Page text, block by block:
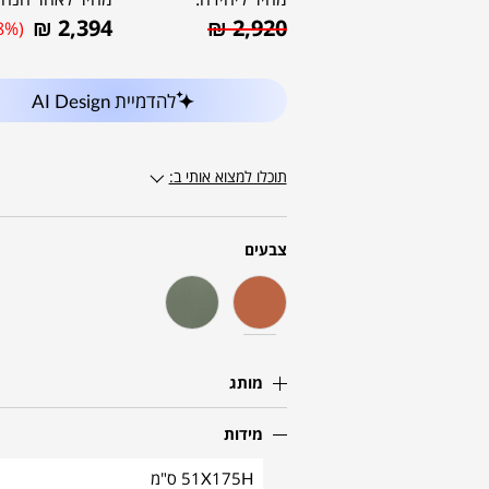
₪2,920
₪ 2,394
להדמיית AI Design
תוכלו למצוא אותי ב:
צבעים
מותג
מידות
51X175H ס"מ